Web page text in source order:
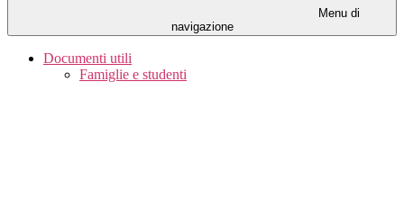
Menu di
navigazione
Documenti utili
Famiglie e studenti